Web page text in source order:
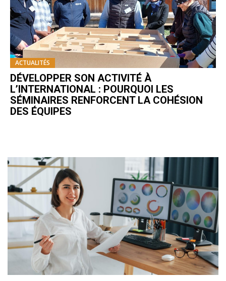
ACTUALITÉS
DÉVELOPPER SON ACTIVITÉ À
L’INTERNATIONAL : POURQUOI LES
SÉMINAIRES RENFORCENT LA COHÉSION
DES ÉQUIPES